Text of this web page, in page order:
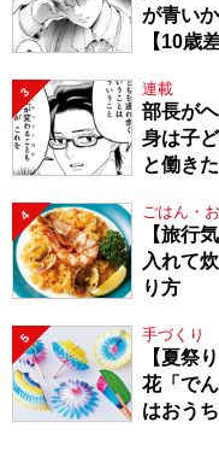
が青い
【10歳
3 連載
部長が
身は子
と働き
4 ごはん・
【旅行
入れて
り方
5 手づくり
【夏祭
花「で
はおう